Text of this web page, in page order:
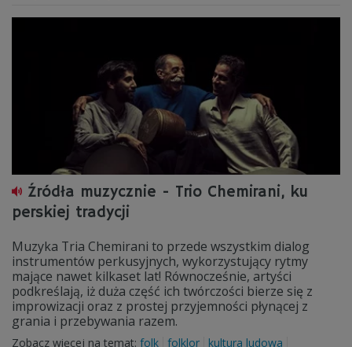
Źródła muzycznie - Trio Chemirani, ku
perskiej tradycji
Muzyka Tria Chemirani to przede wszystkim dialog
instrumentów perkusyjnych, wykorzystujący rytmy
mające nawet kilkaset lat! Równocześnie, artyści
podkreślają, iż duża część ich twórczości bierze się z
improwizacji oraz z prostej przyjemności płynącej z
grania i przebywania razem.
Zobacz więcej na temat: folk folklor
kultura ludowa